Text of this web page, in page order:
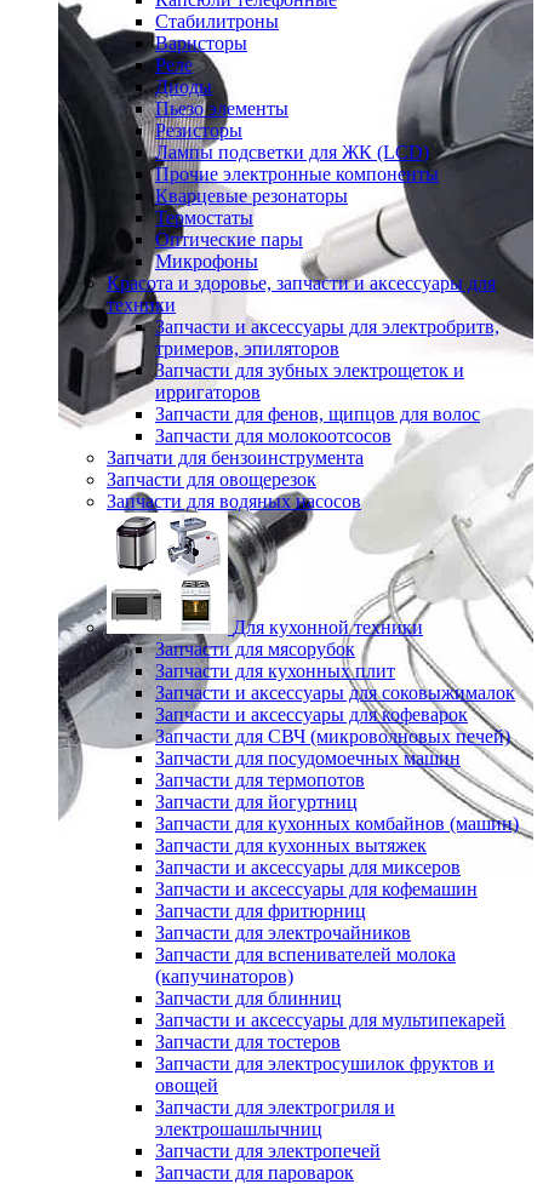
Стабилитроны
Варисторы
Реле
Диоды
Пьезо элементы
Резисторы
Лампы подсветки для ЖК (LCD)
Прочие электронные компоненты
Кварцевые резонаторы
Термостаты
Оптические пары
Микрофоны
Красота и здоровье, запчасти и аксессуары для
техники
Запчасти и аксессуары для электробритв,
тримеров, эпиляторов
Запчасти для зубных электрощеток и
ирригаторов
Запчасти для фенов, щипцов для волос
Запчасти для молокоотсосов
Запчати для бензоинструмента
Запчасти для овощерезок
Запчасти для водяных насосов
Для кухонной техники
Запчасти для мясорубок
Запчасти для кухонных плит
Запчасти и аксессуары для соковыжималок
Запчасти и аксессуары для кофеварок
Запчасти для СВЧ (микроволновых печей)
Запчасти для посудомоечных машин
Запчасти для термопотов
Запчасти для йогуртниц
Запчасти для кухонных комбайнов (машин)
Запчасти для кухонных вытяжек
Запчасти и аксессуары для миксеров
Запчасти и аксессуары для кофемашин
Запчасти для фритюрниц
Запчасти для электрочайников
Запчасти для вспенивателей молока
(капучинаторов)
Запчасти для блинниц
Запчасти и аксессуары для мультипекарей
Запчасти для тостеров
Запчасти для электросушилок фруктов и
овощей
Запчасти для электрогриля и
электрошашлычниц
Запчасти для электропечей
Запчасти для пароварок